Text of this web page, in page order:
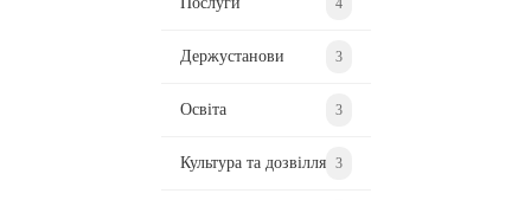
Держустанови 3
Освіта 3
Культура та дозвілля 3